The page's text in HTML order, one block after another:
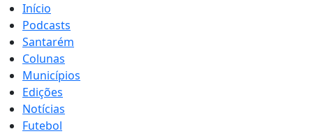
Início
Podcasts
Santarém
Colunas
Municípios
Edições
Notícias
Futebol